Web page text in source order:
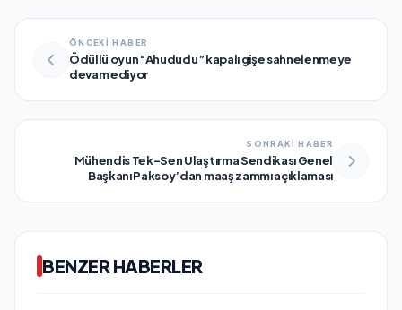
ÖNCEKİ HABER
Ödüllü oyun “Ahududu” kapalı gişe sahnelenmeye
devam ediyor
SONRAKİ HABER
Mühendis Tek-Sen Ulaştırma Sendikası Genel
Başkanı Paksoy’dan maaş zammı açıklaması
BENZER HABERLER